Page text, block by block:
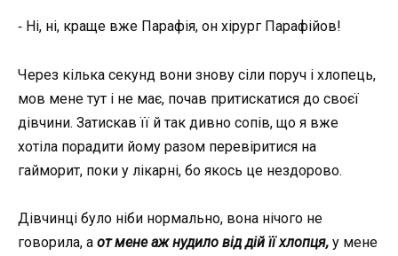
⁃ Ні, ні, краще вже Парафія, он хірург Парафійов!
Через кілька секунд вони знову сіли поруч і хлопець,
мов мене тут і не має, почав притискатися до своєї
дівчини. Затискав її й так дивно сопів, що я вже
хотіла порадити йому разом перевіритися на
гайморит, поки у лікарні, бо якось це нездорово.
Дівчинці було ніби нормально, вона нічого не
говорила, а от мене аж нудило від дій її хлопця, у мене